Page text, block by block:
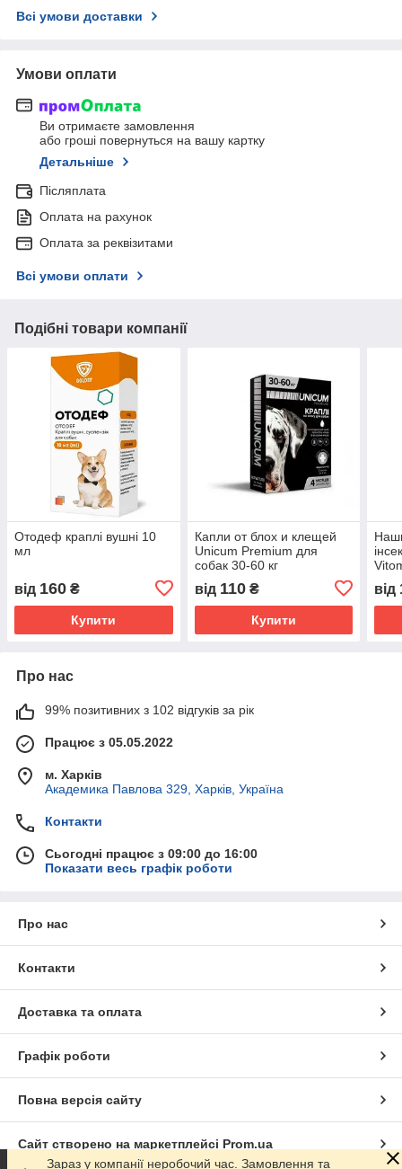
Всі умови доставки
Умови оплати
Ви отримаєте замовлення
або гроші повернуться на вашу картку
Детальніше
Післяплата
Оплата на рахунок
Оплата за реквізитами
Всі умови оплати
Подібні товари компанії
Отодеф краплі вушні 10
мл
від 160 ₴
Купити
Капли от блох и клещей
Unicum Premium для
собак 30-60 кг
имидаклоприд 10% (Ціна
за піпетку)
від 110₴
Купити
від
Про нас
99% позитивних з 102 відгуків за рік
Працює з 05.05.2022
м. Харків
Академика Павлова 329, Харків, Україна
Контакти
Сьогодні працює з 09:00 до 16:00
Показати весь графік роботи
Про нас
Контакти
Доставка та оплата
Графік роботи
Повна версія сайту
Сайт створено на маркетплейсі Prom.ua
Зараз у компанії неробочий час. Замовлення та